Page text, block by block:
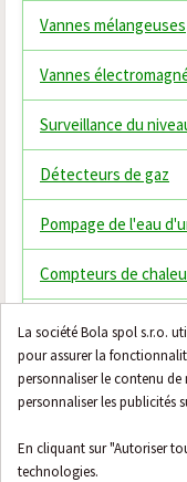
La société Bola spol s.r.o.
pour assurer la
personnaliser le contenu
personnaliser les publicités
En cliquant sur "Autoriser
technologies.
Vannes mélangeuses
Vannes
Surveillance du
Détecteurs de gaz
Pompage de l'eau
Compteurs de
Thermostats
Vannes
Honeywell Evohome